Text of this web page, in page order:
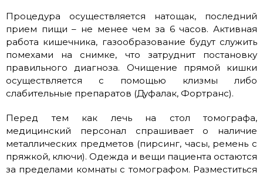
Процедура осуществляется натощак, последний
прием пищи – не менее чем за 6 часов. Активная
работа кишечника, газообразование будут служить
помехами на снимке, что затруднит постановку
правильного диагноза. Очищение прямой кишки
осуществляется с помощью клизмы либо
слабительные препаратов (Дуфалак, Фортранс).
Перед тем как лечь на стол томографа,
медицинский персонал спрашивает о наличие
металлических предметов (пирсинг, часы, ремень с
пряжкой, ключи). Одежда и вещи пациента остаются
за пределами комнаты с томографом. Разместиться